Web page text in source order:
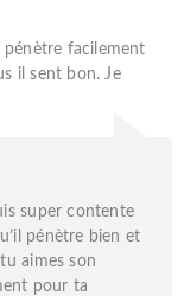
pénètre facilement
il sent bon. Je
super contente
pénètre bien et
aimes son
pour ta